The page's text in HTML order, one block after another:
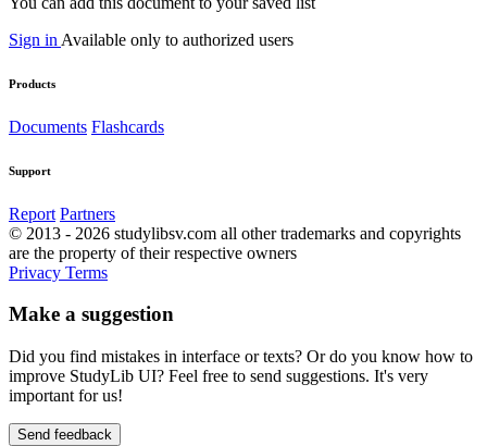
Sign in Available only to authorized users
Products
Documents Flashcards
Support
Report Partners
© 2013 - 2026 studylibsv.com all other trademarks and copyrights
are the property of their respective owners
Privacy Terms
Make a suggestion
Did you find mistakes in interface or texts? Or do you know how to
improve StudyLib UI? Feel free to send suggestions. It's very
important for us!
Send feedback